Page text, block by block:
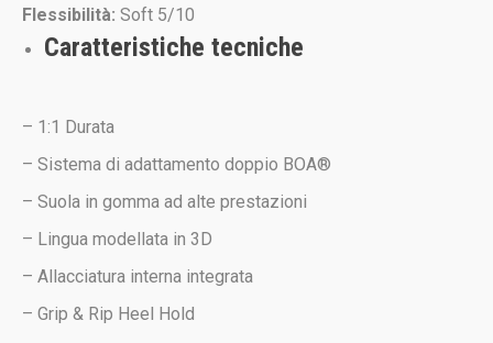
Flessibilità: Soft 5/10
Caratteristiche tecniche
– 1:1 Durata
– Sistema di adattamento doppio BOA®
– Suola in gomma ad alte prestazioni
– Lingua modellata in 3D
– Allacciatura interna integrata
– Grip & Rip Heel Hold